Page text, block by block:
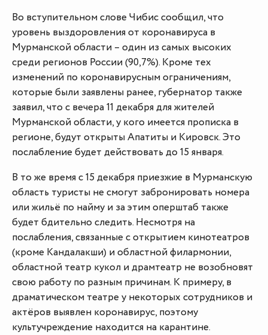
Во вступительном слове Чибис сообщил, что
уровень выздоровления от коронавируса в
Мурманской области – один из самых высоких
среди регионов России (90,7%). Кроме тех
изменений по коронавирусным ограничениям,
которые были заявлены ранее, губернатор также
заявил, что с вечера 11 декабря для жителей
Мурманской области, у кого имеется прописка в
регионе, будут открыты Апатиты и Кировск. Это
послабление будет действовать до 15 января.
В то же время с 15 декабря приезжие в Мурманскую
область туристы не смогут забронировать номера
или жильё по найму и за этим оперштаб также
будет бдительно следить. Несмотря на
послабления, связанные с открытием кинотеатров
(кроме Кандалакши) и областной филармонии,
областной театр кукол и драмтеатр не возобновят
свою работу по разным причинам. К примеру, в
драматическом театре у некоторых сотрудников и
актёров выявлен коронавирус, поэтому
культучреждение находится на карантине.